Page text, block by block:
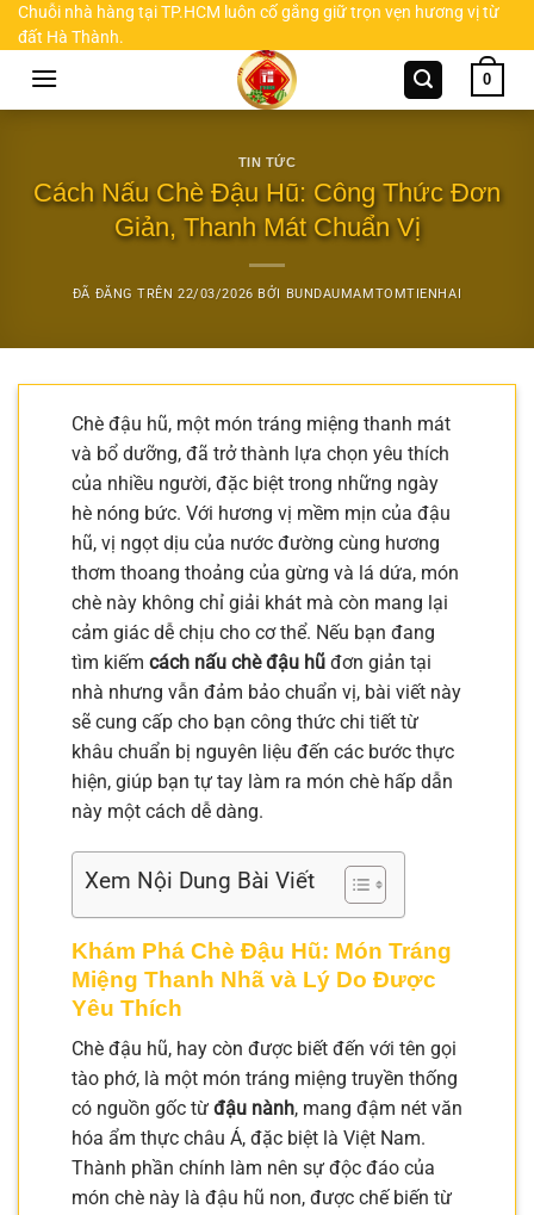
Chuyển
đến
Chuỗi nhà hàng tại TP.HCM luôn cố gắng giữ trọn vẹn hương vị từ
đất Hà Thành.
0
TIN TỨC
Cách Nấu Chè Đậu Hũ: Công Thức Đơn
Giản, Thanh Mát Chuẩn Vị
ĐÃ ĐĂNG TRÊN22/03/2026 BỞI BUNDAUMAMTOMTIENHAI
Chè đậu hũ, một món tráng miệng thanh mát
và bổ dưỡng, đã trở thành lựa chọn yêu thích
của nhiều người, đặc biệt trong những ngày
hè nóng bức. Với hương vị mềm mịn của đậu
hũ, vị ngọt dịu của nước đường cùng hương
thơm thoang thoảng của gừng và lá dứa, món
chè này không chỉ giải khát mà còn mang lại
cảm giác dễ chịu cho cơ thể. Nếu bạn đang
tìm kiếm cách nấu chè đậu hũ đơn giản tại
nhà nhưng vẫn đảm bảo chuẩn vị, bài viết này
sẽ cung cấp cho bạn công thức chi tiết từ
khâu chuẩn bị nguyên liệu đến các bước thực
hiện, giúp bạn tự tay làm ra món chè hấp dẫn
này một cách dễ dàng.
Xem Nội Dung Bài Viết
Khám Phá Chè Đậu Hũ: Món Tráng
Miệng Thanh Nhã và Lý Do Được
Yêu Thích
Chè đậu hũ, hay còn được biết đến với tên gọi
tào phớ, là một món tráng miệng truyền thống
có nguồn gốc từ đậu nành, mang đậm nét văn
hóa ẩm thực châu Á, đặc biệt là Việt Nam.
Thành phần chính làm nên sự độc đáo của
món chè này là đậu hũ non, được chế biến từ